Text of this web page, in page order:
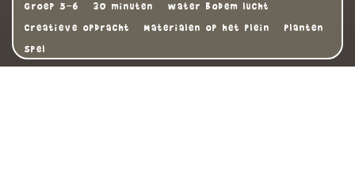
Groep 5-6
30 minuten
water bodem lucht
Creatieve opdracht
Materialen op het plein
Planten
Spel